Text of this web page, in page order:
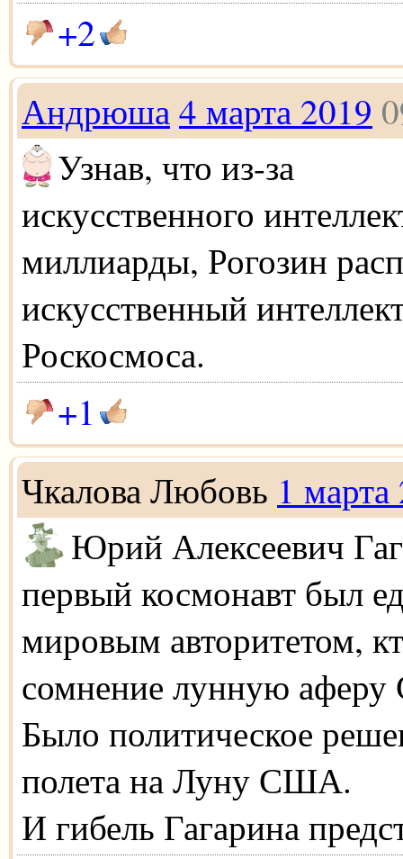
+2
Андрюша4 марта 2019
Узнав, что из-за
искусственного
миллиарды, Рогозин
искусственный
Роскосмоса.
+1
Чкалова Любовь 1
Юрий Алексеевич
первый космонавт был
мировым авторитетом,
сомнение лунную
Было политическое
полета на Луну США.
И гибель Гагарина